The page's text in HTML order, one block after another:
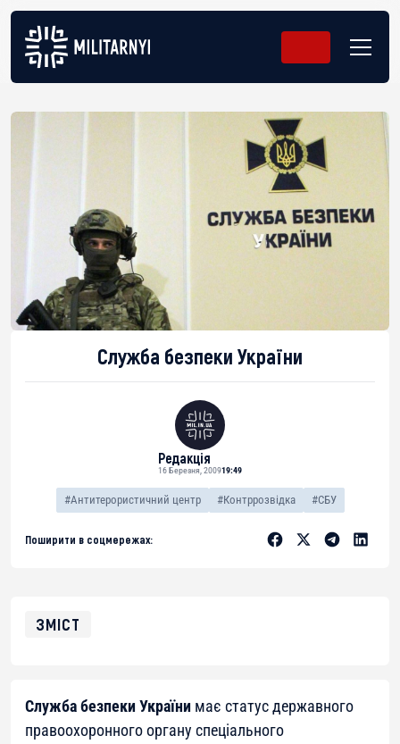
Служба безпеки України
Редакція
16 Березня, 200919:49
#Антитерористичний центр #Контррозвідка #СБУ
Поширити в соцмережах:
ЗМІСТ
Служба безпеки України має статус державного
правоохоронного органу спеціального